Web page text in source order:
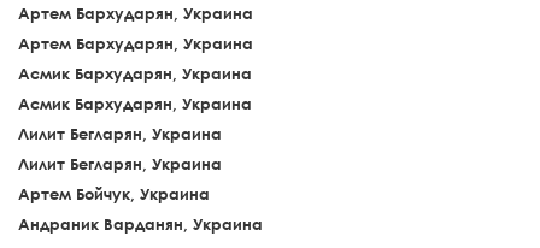
Артем Бархударян, Украина
Артем Бархударян, Украина
Асмик Бархударян, Украина
Асмик Бархударян, Украина
Лилит Бегларян, Украина
Лилит Бегларян, Украина
Артем Бойчук, Украина
Андраник Варданян, Украина